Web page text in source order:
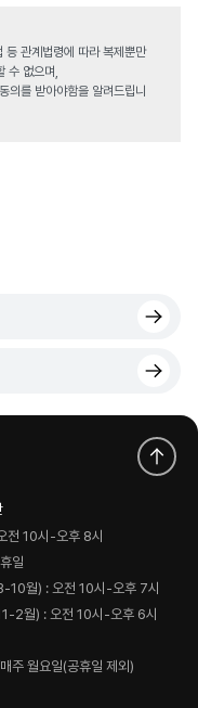
등 관계법령에 따라 복제뿐만
수 없으며,
의를 받아야함을 알려드립니
전 10시-오후 8시
일
10월) : 오전 10시-오후 7시
2월) : 오전 10시-오후 6시
주 월요일(공휴일 제외)